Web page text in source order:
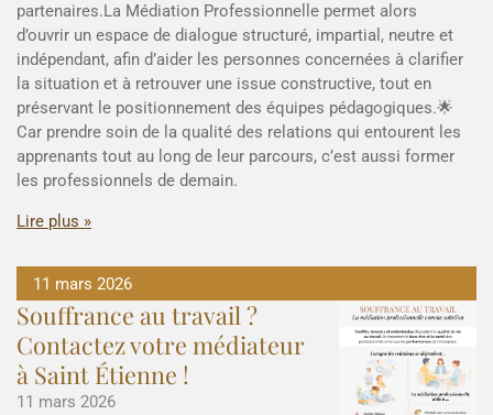
partenaires.La Médiation Professionnelle permet alors
d’ouvrir un espace de dialogue structuré, impartial, neutre et
indépendant, afin d’aider les personnes concernées à clarifier
la situation et à retrouver une issue constructive, tout en
préservant le positionnement des équipes pédagogiques.🌟
Car prendre soin de la qualité des relations qui entourent les
apprenants tout au long de leur parcours, c’est aussi former
les professionnels de demain.
Lire plus »
11 mars 2026
Souffrance au travail ?
Contactez votre médiateur
à Saint Étienne !
11 mars 2026